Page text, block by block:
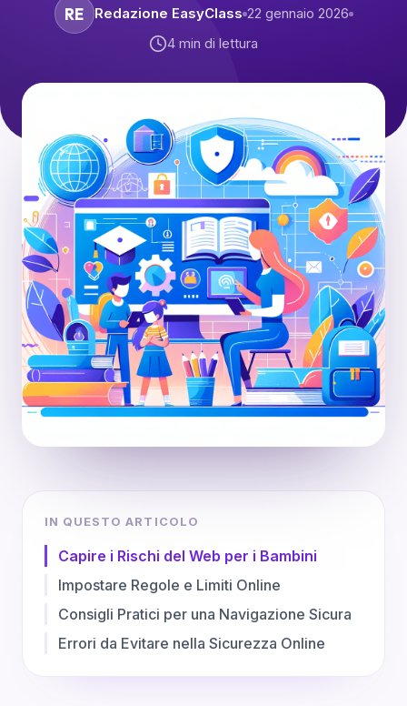
RE Redazione EasyClass 22 gennaio 2026
4 min di lettura
IN QUESTO ARTICOLO
Capire i Rischi del Web per i Bambini
Impostare Regole e Limiti Online
Consigli Pratici per una Navigazione Sicura
Errori da Evitare nella Sicurezza Online